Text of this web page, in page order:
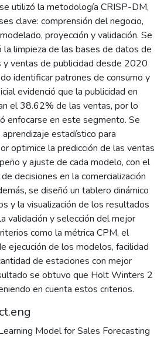
utilizó la metodología CRISP-DM,
clave: comprensión del negocio,
proyección y validación. Se
limpieza de las bases de datos de
y ventas de publicidad desde 2020
identificar patrones de consumo y
evidenció que la publicidad en
el 38.62% de las ventas, por lo
enfocarse en este segmento. Se
estadístico para
optimice la predicción de las ventas
y ajuste de cada modelo, con el
decisiones en la comercialización
se diseñó un tablero dinámico
y la visualización de los resultados
validación y selección del mejor
como la métrica CPM, el
ejecución de los modelos, facilidad
de estaciones con mejor
se obtuvo que Holt Winters 2
en cuenta estos criterios.
Model for Sales Forecasting